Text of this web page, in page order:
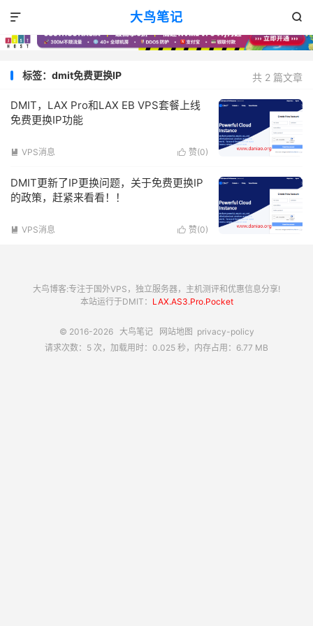
大鸟笔记 

共 2 篇文章
标签：dmit免费更换IP
DMIT，LAX Pro和LAX EB VPS套餐上线
免费更换IP功能
 赞(0)
 VPS消息
DMIT更新了IP更换问题，关于免费更换IP
的政策，赶紧来看看！！
 赞(0)
 VPS消息
大鸟博客:专注于国外VPS，独立服务器，主机测评和优惠信息分享!
本站运行于DMIT： LAX.AS3.Pro.Pocket
© 2016-2026 大鸟笔记 网站地图 privacy-policy
请求次数：5 次，加载用时：0.025 秒，内存占用：6.77 MB